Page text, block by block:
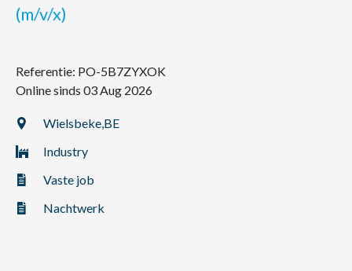
Contact
NL FR EN
(m/v/x)
Referentie: PO-5B7ZYXOK
Online sinds 03 Aug 2026
Wielsbeke,BE
Industry
Vaste job
Nachtwerk